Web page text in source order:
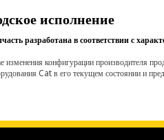
исполнение
разработана в соответствии с
изменения конфигурации производителя
Cat в его текущем состоянии и